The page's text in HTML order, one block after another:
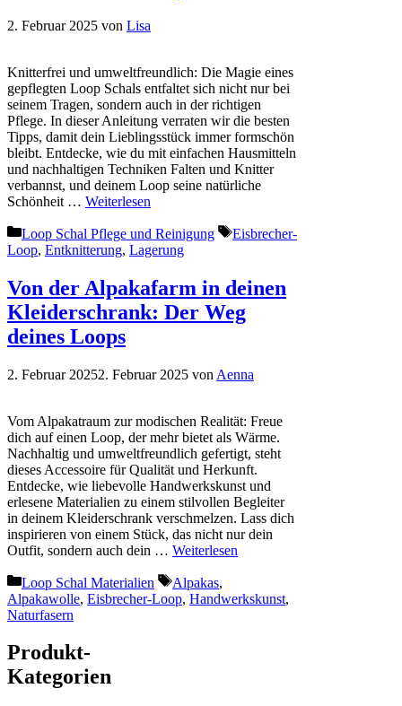
2. Februar 2025 von Lisa
Knitterfrei und umweltfreundlich: Die Magie eines
gepflegten Loop Schals entfaltet sich nicht nur bei
seinem Tragen, sondern auch in der richtigen
Pflege. In dieser Anleitung verraten wir die besten
Tipps, damit dein Lieblingsstück immer formschön
bleibt. Entdecke, wie du mit einfachen Hausmitteln
und nachhaltigen Techniken Falten und Knitter
verbannst, und deinem Loop seine natürliche
Schönheit … Weiterlesen
Kategorien
Loop Schal Pflege und Reinigung Schlagwörter
Eisbrecher-
Loop, Entknitterung, Lagerung
Von der Alpakafarm in deinen
Kleiderschrank: Der Weg
deines Loops
2. Februar 20252. Februar 2025 von Aenna
Vom Alpakatraum zur modischen Realität: Freue
dich auf einen Loop, der mehr bietet als Wärme.
Nachhaltig und umweltfreundlich gefertigt, steht
dieses Accessoire für Qualität und Herkunft.
Entdecke, wie liebevolle Handwerkskunst und
erlesene Materialien zu einem stilvollen Begleiter
in deinem Kleiderschrank verschmelzen. Lass dich
inspirieren von einem Stück, das nicht nur dein
Outfit, sondern auch dein … Weiterlesen
Kategorien
Loop Schal Materialien Schlagwörter
Alpakas,
Alpakawolle, Eisbrecher-Loop, Handwerkskunst,
Naturfasern
Produkt-
Kategorien